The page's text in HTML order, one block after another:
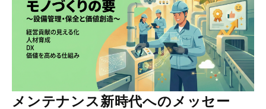
メンテナンス新時代へのメッセー